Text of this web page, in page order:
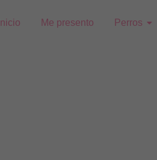
Inicio Me presento Perros